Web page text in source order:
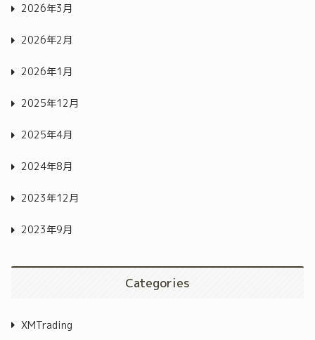
2026年3月
2026年2月
2026年1月
2025年12月
2025年4月
2024年8月
2023年12月
2023年9月
Categories
XMTrading